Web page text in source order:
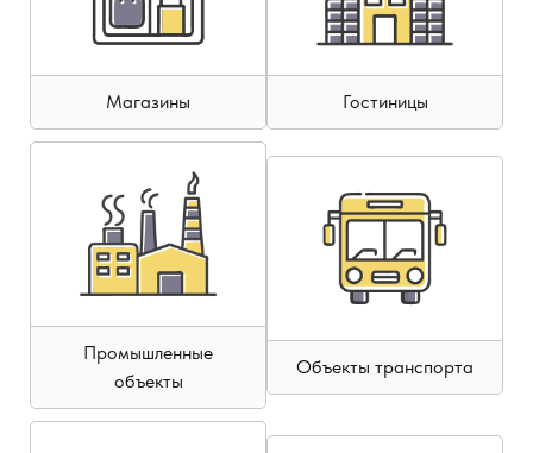
Магазины Гостиницы
Промышленные
объекты
Объекты транспорта